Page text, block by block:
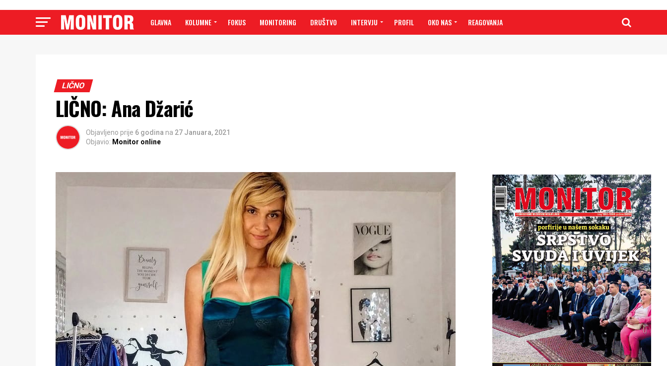
GLAVNA KOLUMNE FOKUS MONITORING DRUŠTVO INTERVJU PROFIL OKO NAS REAGOVANJA
LIČNO
LIČNO: Ana Džarić
Objavljeno prije 6 godina na 27 Januara, 2021
Objavio: Monitor online